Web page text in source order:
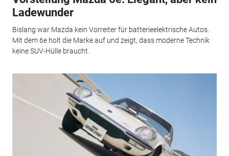
Ladewunder
Bislang war Mazda kein Vorreiter für batterieelektrische Autos.
Mit dem 6e holt die Marke auf und zeigt, dass moderne Technik
keine SUV-Hülle braucht.